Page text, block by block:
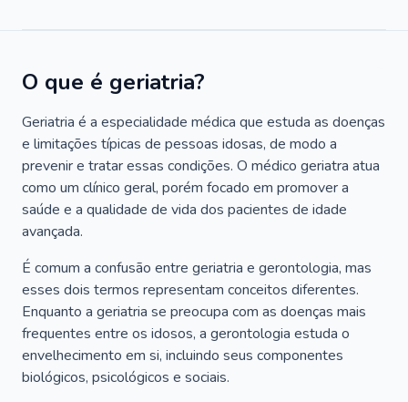
O que é geriatria?
Geriatria é a especialidade médica que estuda as doenças
e limitações típicas de pessoas idosas, de modo a
prevenir e tratar essas condições. O médico geriatra atua
como um clínico geral, porém focado em promover a
saúde e a qualidade de vida dos pacientes de idade
avançada.
É comum a confusão entre geriatria e gerontologia, mas
esses dois termos representam conceitos diferentes.
Enquanto a geriatria se preocupa com as doenças mais
frequentes entre os idosos, a gerontologia estuda o
envelhecimento em si, incluindo seus componentes
biológicos, psicológicos e sociais.